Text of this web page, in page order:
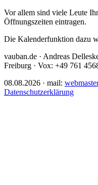
Vor allem sind viele Leute
Öffnungszeiten eintragen.
Die Kalenderfunktion dazu
vauban.de · Andreas
Freiburg · Vox: +49 761
08.08.2026 · mail:
Datenschutzerklärung